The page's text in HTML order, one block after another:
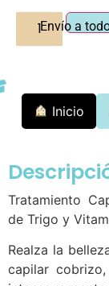
Envío a
Inicio
Tratamiento
de Trigo y
Realza la
capilar